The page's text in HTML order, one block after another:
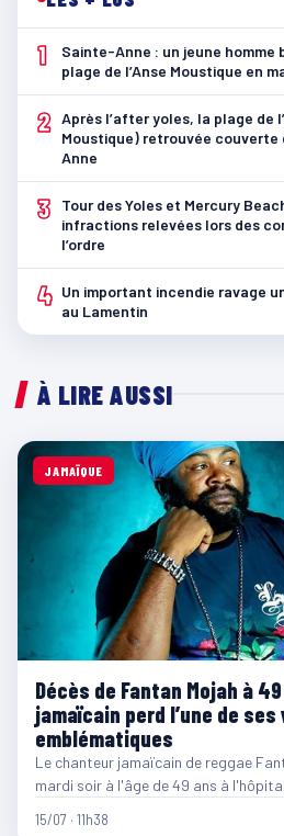
1
Sainte-Anne : un jeune homme
plage de l’Anse Moustique en
2 Après l’after yoles, la plage de
Moustique) retrouvée
Anne
3
Tour des Yoles et Mercury
infractions relevées lors des
l’ordre
4 Un important incendie ravage
au Lamentin
À LIRE AUSSI
JAMAÏQUE
Décès de Fantan Mojah à
jamaïcain perd l’une de ses
emblématiques
Le chanteur jamaïcain de reggae
mardi soir à l'âge de 49 ans à
15/07 · 11h38